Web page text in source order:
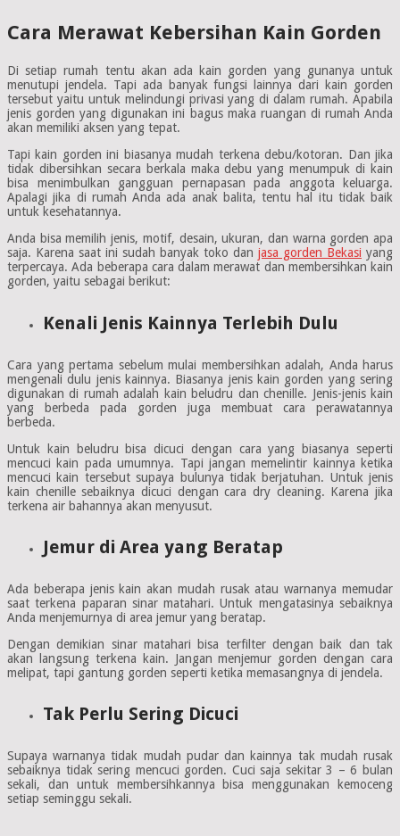
Cara Merawat Kebersihan Kain Gorden
Di setiap rumah tentu akan ada kain gorden yang gunanya untuk
menutupi jendela. Tapi ada banyak fungsi lainnya dari kain gorden
tersebut yaitu untuk melindungi privasi yang di dalam rumah. Apabila
jenis gorden yang digunakan ini bagus maka ruangan di rumah Anda
akan memiliki aksen yang tepat.
Tapi kain gorden ini biasanya mudah terkena debu/kotoran. Dan jika
tidak dibersihkan secara berkala maka debu yang menumpuk di kain
bisa menimbulkan gangguan pernapasan pada anggota keluarga.
Apalagi jika di rumah Anda ada anak balita, tentu hal itu tidak baik
untuk kesehatannya.
Anda bisa memilih jenis, motif, desain, ukuran, dan warna gorden apa
saja. Karena saat ini sudah banyak toko dan jasa gorden Bekasi yang
terpercaya. Ada beberapa cara dalam merawat dan membersihkan kain
gorden, yaitu sebagai berikut:
Kenali Jenis Kainnya Terlebih Dulu
Cara yang pertama sebelum mulai membersihkan adalah, Anda harus
mengenali dulu jenis kainnya. Biasanya jenis kain gorden yang sering
digunakan di rumah adalah kain beludru dan chenille. Jenis-jenis kain
yang berbeda pada gorden juga membuat cara perawatannya
berbeda.
Untuk kain beludru bisa dicuci dengan cara yang biasanya seperti
mencuci kain pada umumnya. Tapi jangan memelintir kainnya ketika
mencuci kain tersebut supaya bulunya tidak berjatuhan. Untuk jenis
kain chenille sebaiknya dicuci dengan cara dry cleaning. Karena jika
terkena air bahannya akan menyusut.
Jemur di Area yang Beratap
Ada beberapa jenis kain akan mudah rusak atau warnanya memudar
saat terkena paparan sinar matahari. Untuk mengatasinya sebaiknya
Anda menjemurnya di area jemur yang beratap.
Dengan demikian sinar matahari bisa terfilter dengan baik dan tak
akan langsung terkena kain. Jangan menjemur gorden dengan cara
melipat, tapi gantung gorden seperti ketika memasangnya di jendela.
Tak Perlu Sering Dicuci
Supaya warnanya tidak mudah pudar dan kainnya tak mudah rusak
sebaiknya tidak sering mencuci gorden. Cuci saja sekitar 3 – 6 bulan
sekali, dan untuk membersihkannya bisa menggunakan kemoceng
setiap seminggu sekali.